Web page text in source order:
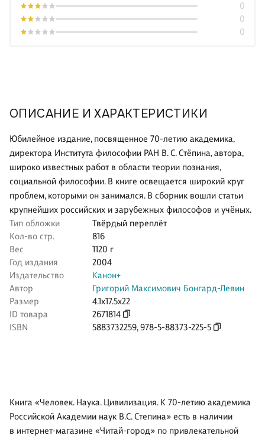
ОПИСАНИЕ И ХАРАКТЕРИСТИКИ
Юбилейное издание, посвященное 70-летию академика,
директора Института философии РАН В. С. Стёпина, автора,
широко известных работ в области теории познания,
социальной философии. В книге освещается широкий круг
проблем, которыми он занимался. В сборник вошли статьи
крупнейших российских и зарубежных философов и учёных.
Тип обложки
Твёрдый переплёт
Кол-во стр.
816
Вес
1120 г
Год издания
2004
Издательство
Канон+
Автор
Григорий Максимович Бонгард-Левин
Размер
4.1x17.5x22
ID товара
2671814
ISBN
5883732259,978-5-88373-225-5
0
0
0
Книга «Человек. Наука. Цивилизация. К 70-летию академика
Российской Академии наук В.С. Степина» есть в наличии
в интернет-магазине «Читай-город» по привлекательной